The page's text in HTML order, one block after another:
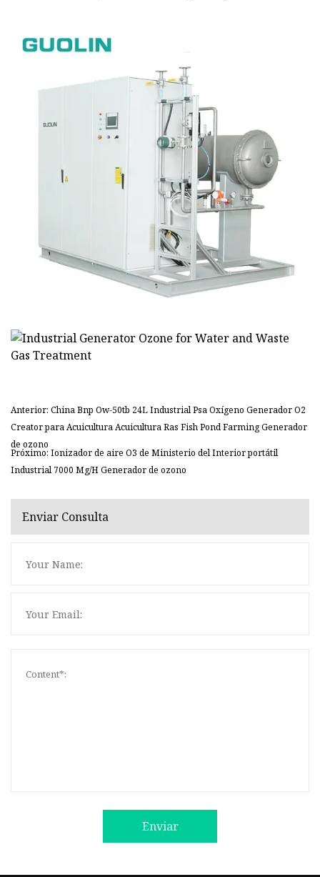
Anterior: China Bnp Ow-50tb 24L Industrial Psa Oxígeno Generador O2
Creator para Acuicultura Acuicultura Ras Fish Pond Farming Generador
de ozono
Próximo: Ionizador de aire O3 de Ministerio del Interior portátil
Industrial 7000 Mg/H Generador de ozono
Enviar Consulta
Enviar